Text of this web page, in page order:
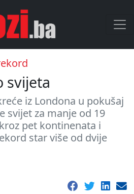
svijeta
iz Londona u pokušaj
svijet za manje od 19
pet kontinenata i
star više od dvije